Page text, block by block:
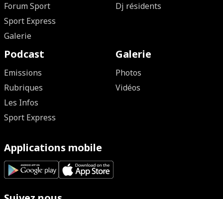
Forum Sport
Sport Express
Galerie
Dj résidents
Podcast
Emissions
Rubriques
Les Infos
Sport Express
Galerie
Photos
Vidéos
Applications mobile